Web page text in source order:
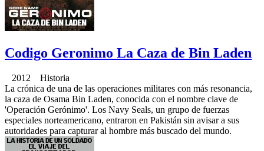
Codigo Geronimo La Caza de Bin Laden
2012 Historia
La crónica de una de las operaciones militares con más resonancia,
la caza de Osama Bin Laden, conocida con el nombre clave de
'Operación Gerónimo'. Los Navy Seals, un grupo de fuerzas
especiales norteamericano, entraron en Pakistán sin avisar a sus
autoridades para capturar al hombre más buscado del mundo.